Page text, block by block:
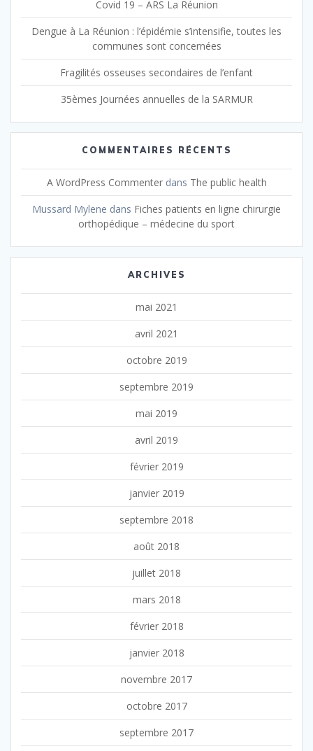
Covid 19 – ARS La Réunion
Dengue à La Réunion : l’épidémie s’intensifie, toutes les
communes sont concernées
Fragilités osseuses secondaires de l’enfant
35èmes Journées annuelles de la SARMUR
COMMENTAIRES RÉCENTS
A WordPress Commenterdans The public health
Mussard Mylene dans Fiches patients en ligne chirurgie
orthopédique – médecine du sport
ARCHIVES
mai 2021
avril 2021
octobre 2019
septembre 2019
mai 2019
avril 2019
février 2019
janvier 2019
septembre 2018
août 2018
juillet 2018
mars 2018
février 2018
janvier 2018
novembre 2017
octobre 2017
septembre 2017